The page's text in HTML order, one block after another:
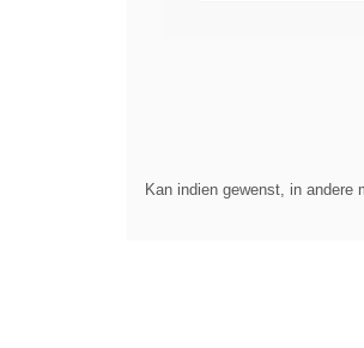
Kan indien gewenst, in andere